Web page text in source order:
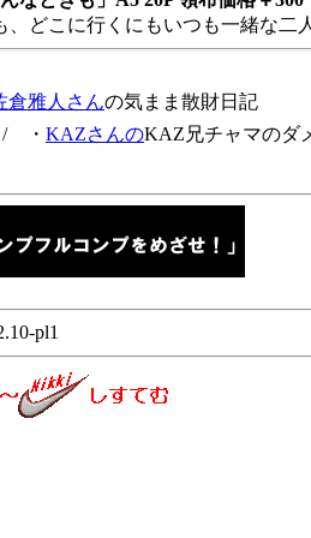
どこに行くにもいつも一緒な
倉雅人さんの気まま散財日記
/ ・ KAZさんのKAZ兄チャマのダ
pl1